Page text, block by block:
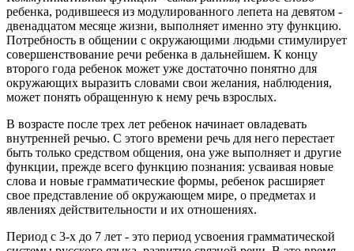
ребенка, родившееся из модулированного лепета на девятом -
двенадцатом месяце жизни, выполняет именно эту функцию.
Потребность в общении с окружающими людьми стимулирует
совершенствование речи ребенка в дальнейшем. К концу
второго года ребенок может уже достаточно понятно для
окружающих выразить словами свои желания, наблюдения,
может понять обращенную к нему речь взрослых.
В возрасте после трех лет ребенок начинает овладевать
внутренней речью. С этого времени речь для него перестает
быть только средством общения, она уже выполняет и другие
функции, прежде всего функцию познания: усваивая новые
слова и новые грамматические формы, ребенок расширяет
свое представление об окружающем мире, о предметах и
явлениях действительности и их отношениях.
Период с 3-х до 7 лет - это период усвоения грамматической